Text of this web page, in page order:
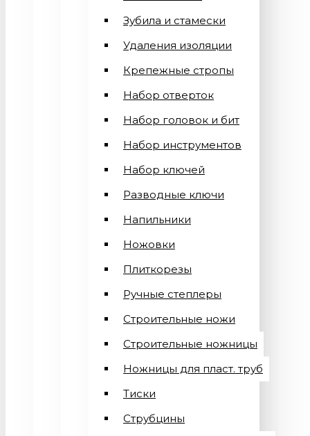
Зубила и стамески
Удаления изоляции
Крепежные стропы
Набор отверток
Набор головок и бит
Набор инструментов
Набор ключей
Разводные ключи
Напильники
Ножовки
Плиткорезы
Ручные степлеры
Строительные ножи
Строительные ножницы
Ножницы для пласт. труб
Тиски
Струбцины